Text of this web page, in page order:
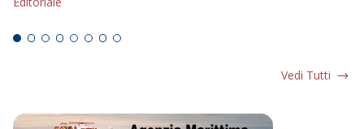
Vedi Tutti